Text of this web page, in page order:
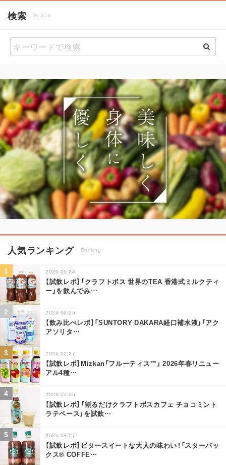
検索 Search
人気ランキング Ranking
2026.06.24
【試飲レポ】「クラフトボス 世界のTEA 香港式ミルクティ
ー」を飲んでみ…
2026.06.25
【飲み比べレポ】「SUNTORY DAKARA経口補水液」「アク
アソリタ…
2026.02.27
【試飲レポ】Mizkan「フルーティス™」 2026年春リニュー
アル4種…
2026.07.06
【試飲レポ】「割るだけクラフトボスカフェ チョコミント
ラテベース」を試飲…
2026.08.07
【試飲レポ】ビタースイートな大人の味わい！「スターバッ
クス® COFFE…